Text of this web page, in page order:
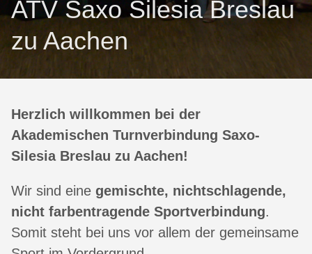
ATV Saxo Silesia Breslau
zu Aachen
Herzlich willkommen bei der
Akademischen Turnverbindung Saxo-
Silesia Breslau zu Aachen!
Wir sind eine gemischte, nichtschlagende,
nicht farbentragende Sportverbindung.
Somit steht bei uns vor allem der gemeinsame